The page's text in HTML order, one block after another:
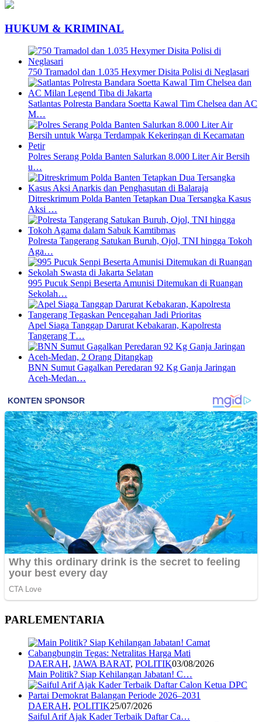
HUKUM & KRIMINAL
750 Tramadol dan 1.035 Hexymer Disita Polisi di Neglasari
Satlantas Polresta Bandara Soetta Kawal Tim Chelsea dan AC
M…
Polres Serang Polda Banten Salurkan 8.000 Liter Air Bersih
u…
Ditreskrimum Polda Banten Tetapkan Dua Tersangka Kasus
Aksi …
Polresta Tangerang Satukan Buruh, Ojol, TNI hingga Tokoh
Aga…
995 Pucuk Senpi Beserta Amunisi Ditemukan di Ruangan
Sekolah…
Apel Siaga Tanggap Darurat Kebakaran, Kapolresta
Tangerang T…
BNN Sumut Gagalkan Peredaran 92 Kg Ganja Jaringan
Aceh-Medan…
PARLEMENTARIA
DAERAH, JAWA BARAT, POLITIK03/08/2026
Main Politik? Siap Kehilangan Jabatan! C…
DAERAH, POLITIK25/07/2026
Saiful Arif Ajak Kader Terbaik Daftar Ca…